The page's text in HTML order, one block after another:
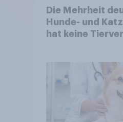
Die Mehrheit
Hunde- und
hat keine